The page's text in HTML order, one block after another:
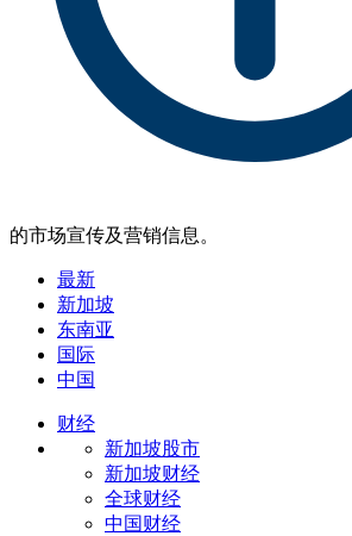
的市场宣传及营销信息。
最新
新加坡
东南亚
国际
中国
财经
新加坡股市
新加坡财经
全球财经
中国财经